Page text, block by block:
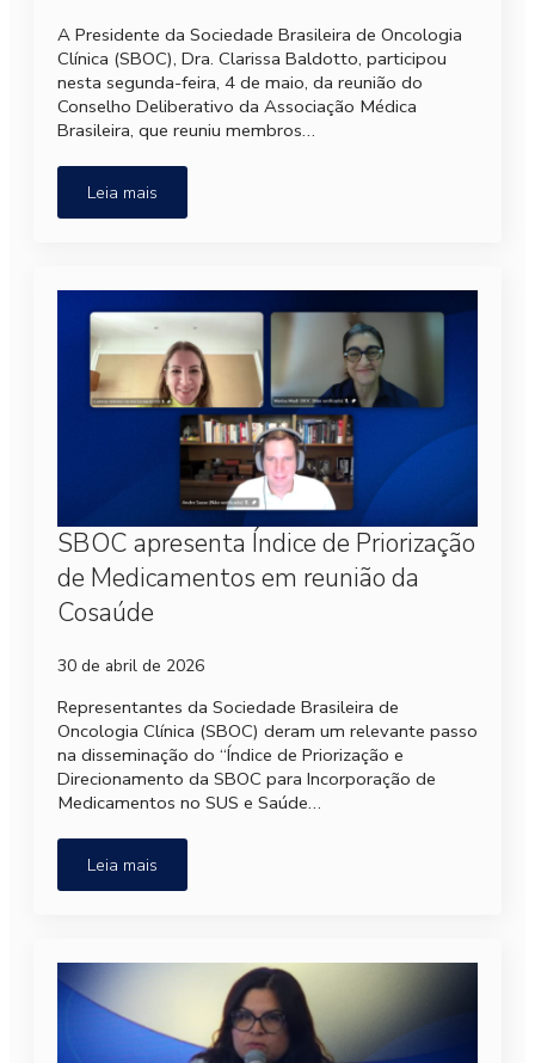
A Presidente da Sociedade Brasileira de Oncologia
Clínica (SBOC), Dra. Clarissa Baldotto, participou
nesta segunda-feira, 4 de maio, da reunião do
Conselho Deliberativo da Associação Médica
Brasileira, que reuniu membros…
Leia mais
SBOC apresenta Índice de Priorização
de Medicamentos em reunião da
Cosaúde
30 de abril de 2026
Representantes da Sociedade Brasileira de
Oncologia Clínica (SBOC) deram um relevante passo
na disseminação do “Índice de Priorização e
Direcionamento da SBOC para Incorporação de
Medicamentos no SUS e Saúde…
Leia mais